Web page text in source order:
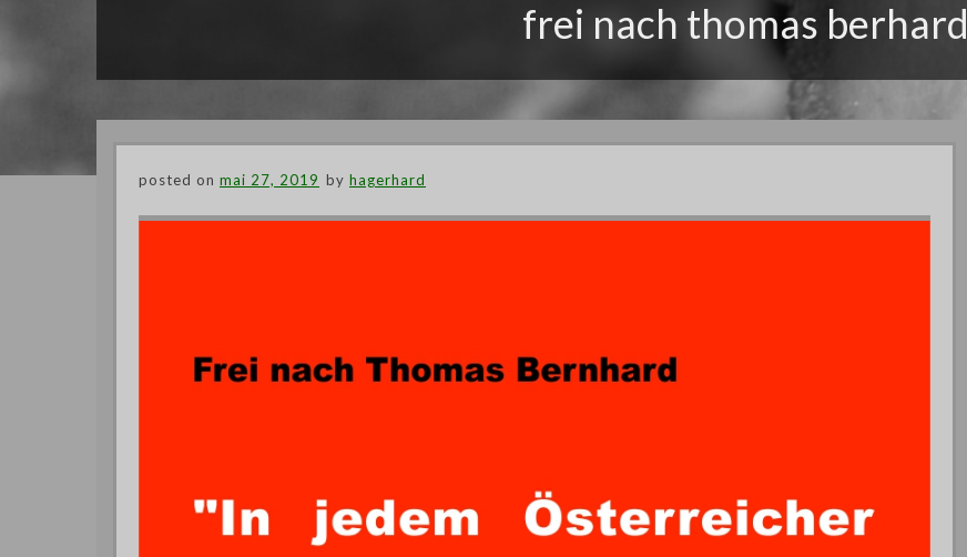
frei nach thomas berhard
posted on mai 27, 2019 by hagerhard